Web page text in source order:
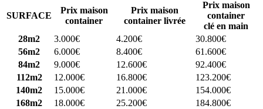
SURFACE
Prix maison
container
Prix maison
container livrée
Prix maison
container
clé en main
28m2
3.000€ 4.200€
30.800€
56m2
6.000€ 8.400€
61.600€
84m2
9.000€ 12.600€
92.400€
112m2
12.000€ 16.800€
123.200€
140m2
15.000€ 21.000€
154.000€
168m2
18.000€ 25.200€
184.800€